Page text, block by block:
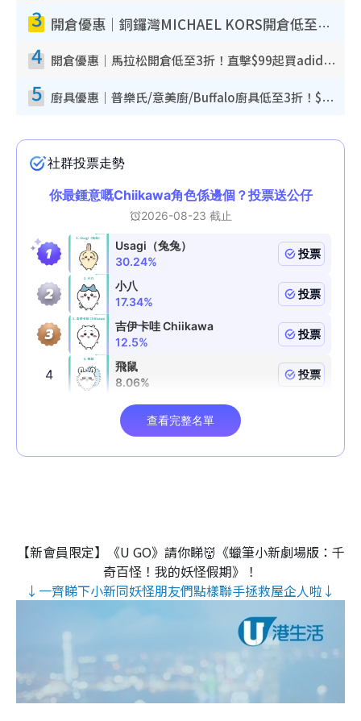
3 開倉優惠｜銅鑼灣MICHAEL KORS開倉低至17折！直擊$500起買手袋/銀包/鞋款 必買經典Jet Set系列
4 開倉優惠｜馬拉松開倉低至3折！直擊$99起買adidas／New Balance／Puma鞋款 STANLEY保溫杯劈價至$119起
5 廚具優惠｜普樂氏/意美廚/Buffalo廚具低至3折！$89起買煎鍋／炒鑊／個人鍋 同場小家電激減至$99起
【新會員限定】《U GO》請你睇👹《蠟筆小新劇場版：千
奇百怪！我的妖怪假期》！
↓一齊睇下小新同妖怪朋友們點樣聯手拯救屋企人啦↓